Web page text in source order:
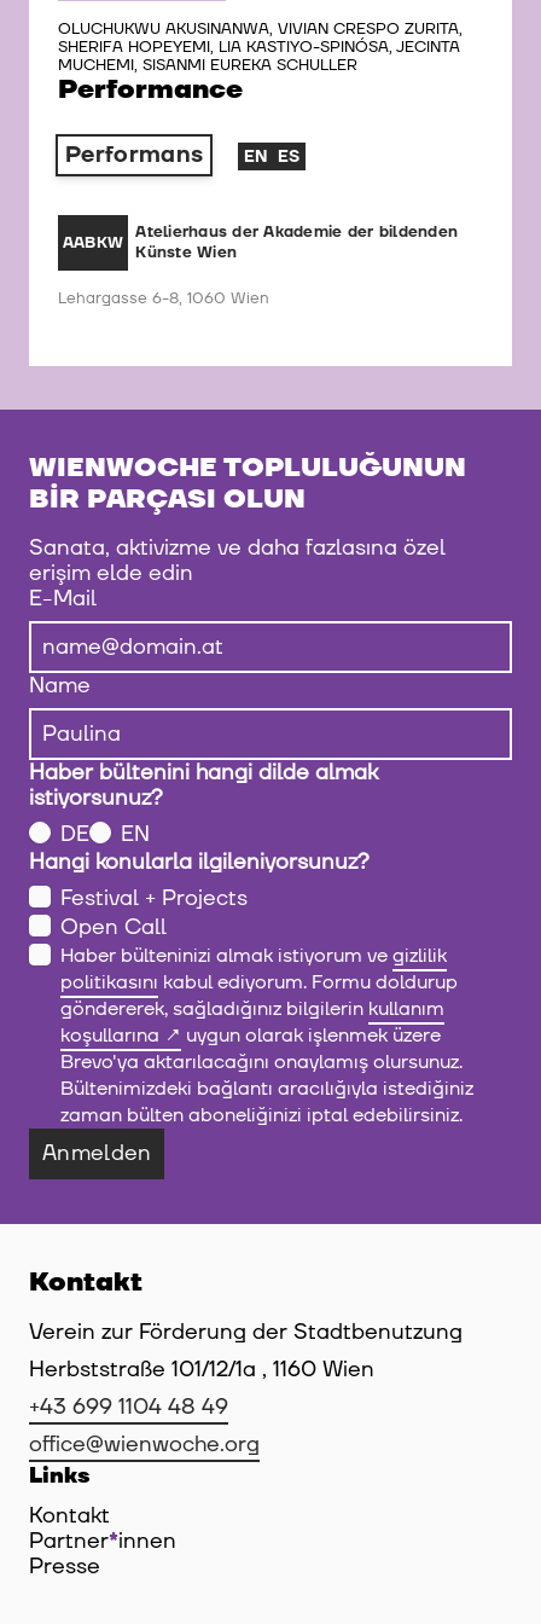
OLUCHUKWU AKUSINANWA, VIVIAN CRESPO ZURITA,
SHERIFA HOPEYEMI, LIA KASTIYO-SPINÓSA, JECINTA
MUCHEMI, SISANMI EUREKA SCHULLER
Performance
Performans EN ES
AABKW Atelierhaus der Akademie der bildenden
Künste Wien
Lehargasse 6-8, 1060 Wien
WIENWOCHE TOPLULUĞUNUN
BIR PARÇASI OLUN
Sanata, aktivizme ve daha fazlasına özel
erişim elde edin
E-Mail
Name
Haber bültenini hangi dilde almak
istiyorsunuz?
DE
EN
Hangi konularla ilgileniyorsunuz?
Festival + Projects
Open Call
Haber bülteninizi almak istiyorum vegizlilik
politikasını kabul ediyorum. Formu doldurup
göndererek, sağladığınız bilgilerin kullanım
koşullarına
uygun olarak işlenmek üzere
Brevo'ya aktarılacağını onaylamış olursunuz.
Bültenimizdeki bağlantı aracılığıyla istediğiniz
zaman bülten aboneliğinizi iptal edebilirsiniz.
Anmelden
Kontakt
Verein zur Förderung der Stadtbenutzung
Herbststraße 101/12/1a , 1160 Wien
+43 699 1104 48 49
office@wienwoche.org
Links
Kontakt
Partner*innen
Presse